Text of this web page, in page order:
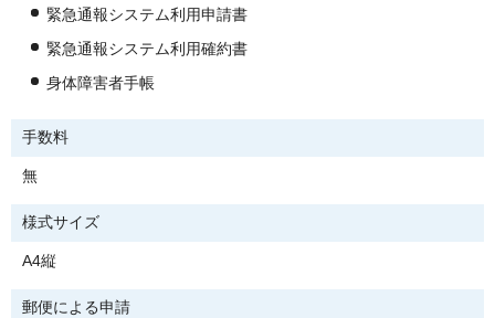
緊急通報システム利用申請書
緊急通報システム利用確約書
身体障害者手帳
手数料
無
様式サイズ
A4縦
郵便による申請